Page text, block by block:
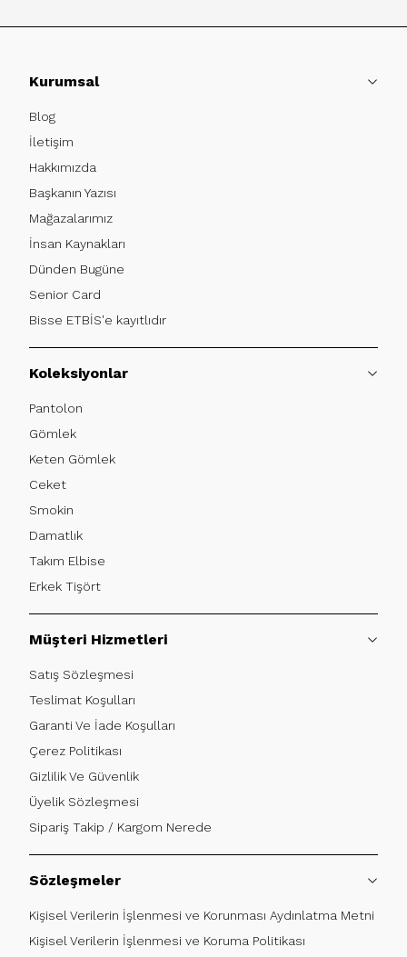
Kurumsal
Blog
İletişim
Hakkımızda
Başkanın Yazısı
Mağazalarımız
İnsan Kaynakları
Dünden Bugüne
Senior Card
Bisse ETBİS'e kayıtlıdır
Koleksiyonlar
Pantolon
Gömlek
Keten Gömlek
Ceket
Smokin
Damatlık
Takım Elbise
Erkek Tişört
Müşteri Hizmetleri
Satış Sözleşmesi
Teslimat Koşulları
Garanti Ve İade Koşulları
Çerez Politikası
Gizlilik Ve Güvenlik
Üyelik Sözleşmesi
Sipariş Takip / Kargom Nerede
Sözleşmeler
Kişisel Verilerin İşlenmesi ve Korunması Aydınlatma Metni
Kişisel Verilerin İşlenmesi ve Koruma Politikası